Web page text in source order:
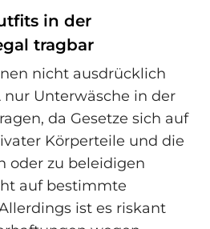
in der
tragbar
nicht ausdrücklich
nur Unterwäsche in der
da Gesetze sich auf
Körperteile und die
oder zu beleidigen
auf bestimmte
ist es riskant